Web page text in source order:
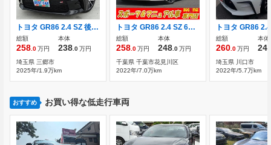
トヨタ GR86 2.4 SZ 後期モデル 純正9インチナビ フルセグTV
総額
258 .0万円
本体
238 .0万円
埼玉県 三郷市
2025年/1.9万km
トヨタ GR86 2.4 SZ 6速 マニュアル車 クスコタワーバー 純正17
総額
258 .0万円
本体
248 .0万円
千葉県 千葉市花見川区
2022年/7.0万km
総額
260 .0万円
本体
埼玉県 川口市
2022年/5.7万km
おすすめ お買い得な低走行車両